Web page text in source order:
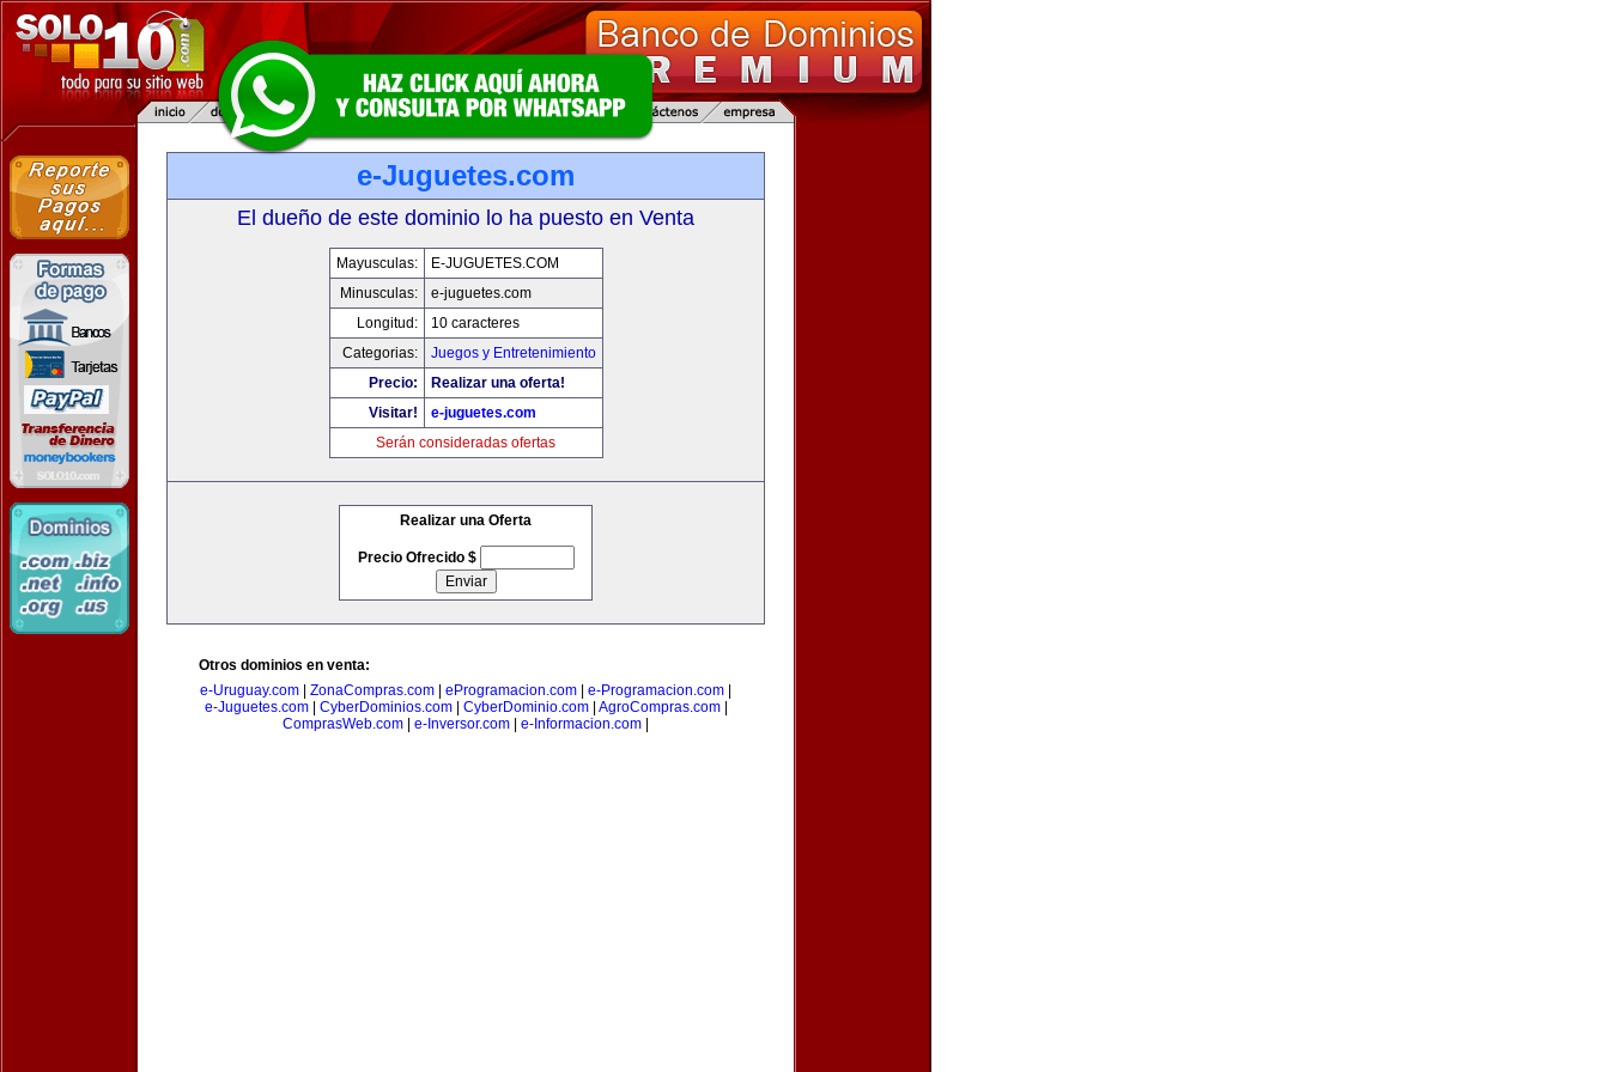
e-Juguetes.com
El dueño de este dominio lo ha puesto en Venta
Mayusculas:
E-JUGUETES.COM
Minusculas:
e-juguetes.com
Longitud:
10 caracteres
Categorias:
Juegos y Entretenimiento
Precio:
Realizar una oferta!
Visitar!
e-juguetes.com
Serán consideradas ofertas
Realizar una Oferta
Precio Ofrecido $
Otros dominios en venta:
e-Uruguay.com
ZonaCompras.com eProgramacion.com e-Programacion.com
e-Juguetes.com| CyberDominios.com| CyberDominio.com| AgroCompras.com|
ComprasWeb.com
e-Inversor.com e-Informacion.com